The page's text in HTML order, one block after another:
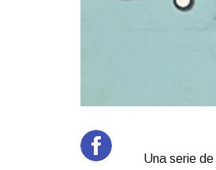
Una serie